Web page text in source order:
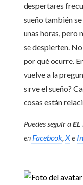
despertares
sueño también
unas horas, pero
se despierten.
por qué ocurre.
vuelve a la
sirve el sueño?
cosas están
Puedes seguir aEL
en Facebook, Xe